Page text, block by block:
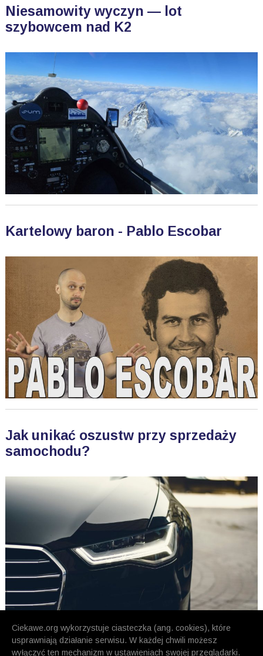
Ciekawe.org wykorzystuje ciasteczka (ang. cookies), które
usprawniają działanie serwisu. W każdej chwili możesz
wyłączyć ten mechanizm w ustawieniach swojej przeglądarki.
Niesamowity wyczyn — lot
szybowcem nad K2
Kartelowy baron - Pablo Escobar
Jak unikać oszustw przy sprzedaży
samochodu?